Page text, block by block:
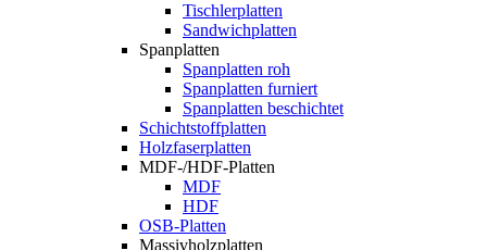
Tischlerplatten
Sandwichplatten
Spanplatten
Spanplatten roh
Spanplatten furniert
Spanplatten beschichtet
Schichtstoffplatten
Holzfaserplatten
MDF-/HDF-Platten
MDF
HDF
OSB-Platten
Massivholzplatten